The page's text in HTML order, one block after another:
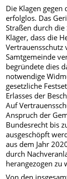
Die Klagen gegen
erfolglos. Das
Straßen durch
Kläger, dass die
Samtgemeinde
begründete dies
notwendige
gesetzliche
Erlasses der
Auf
Anspruch der
Bundesrecht bis
ausgeschöpft
aus dem Jahr
durch
herangezogen zu